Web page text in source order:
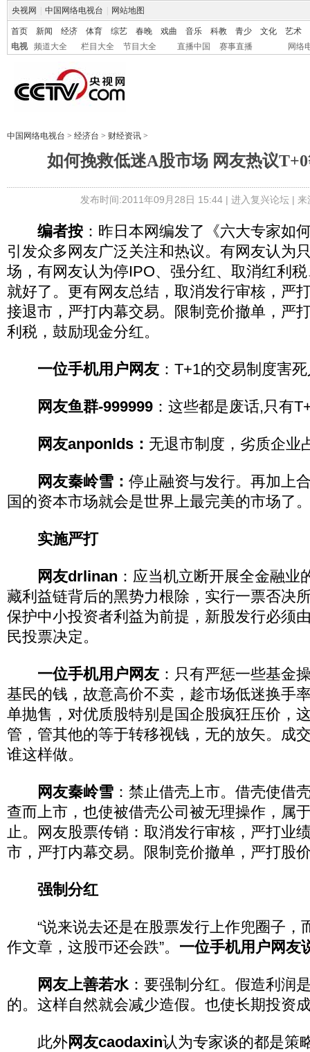
央视网 中国网络电视台 网站地图
首页 新闻 经济 体育 综艺 春晚 戏曲 音乐 科教 青少 文化
艺术
电视
频道大全 栏目大全 节目大全 直播中国 赛事直播 网络
中国网络电视台 > 经济台 > 财经资讯 >
如何挽救低迷A股市场 网友热议
发布时间:2011年09月28日 15:44 | 进入复兴论坛| 来
编者按 ：昨日本网编发了《六大专家如
引发众多网友广泛关注和热议。有网友认为
场，有网友认为停IPO、强分红、取消红利
就好了。更有网友总结，取消发行审核，严
接退市，严打内幕交易。限制竞价撤单，严
利税，鼓励现金分红。
一位手机用户网友 ：T+1的交易制度害
网友鱼群-999999 ：这些都是废话,只有
网友anponlds： 无退市制度，劣质企业
网友秦岭雪： 停止融资与发行。再加上
国的资本市场就会是世界上最完美的市场了
实施严打
网友drlinan ：应当机立断开展全金融业
藏利益链背后的黑势力根除，实行一票否决
保护中小投资者利益为前提，新股发行必须
民投票决定。
一位手机用户网友 ：只有严惩一些基金
基民的钱，故意高价不卖，趁市场低迷换手
单抛售，对优质股特别是国企股疯狂压价，
管，管其他的等于转移视钱，无的放矢。成
谁这样做。
网友秦岭雪 ：禁止借壳上市。借壳使借
查而上市，也使被借壳公司被无理操作，属
止。网友股票传销：取消发行审核，严打业
市，严打内幕交易。限制竞价撤单，严打股
强制分红
“说来说去还是在股票发行上作兜圈子，
作文章，这股帀还会跌”。 一位手机用户网友
网友上善若水：要强制分红。假造利润
的。这样自然就会减少造假。也使长期投资
此外网友caodaxin认为专家谈的都是策